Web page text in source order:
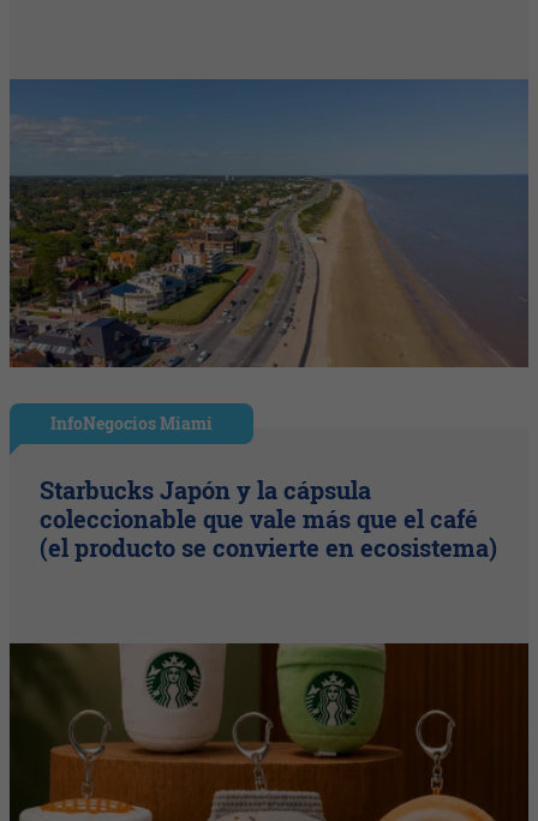
InfoNegocios Miami
Starbucks Japón y la cápsula
coleccionable que vale más que el café
(el producto se convierte en ecosistema)